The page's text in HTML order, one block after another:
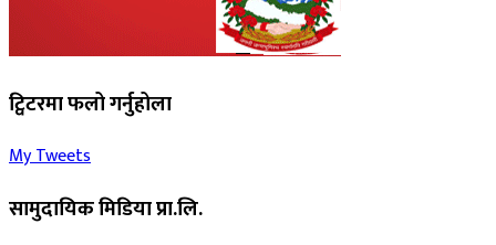
ट्विटरमा फलो गर्नुहोला
My Tweets
सामुदायिक मिडिया प्रा.लि.